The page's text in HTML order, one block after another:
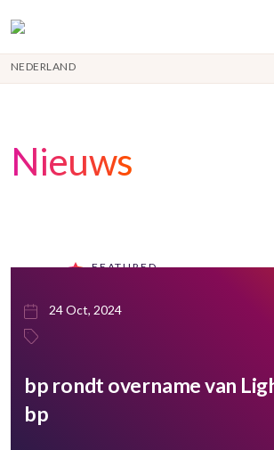
NEDERLAND
Nieuws
FEATURED
24 Oct, 2024
bp rondt overname van
bp